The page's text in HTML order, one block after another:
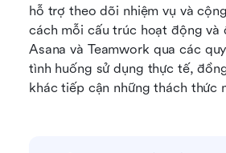
hỗ trợ theo dõi nhiệm vụ và
cách mỗi cấu trúc hoạt động và
Asana và Teamwork qua các
tình huống sử dụng thực tế,
khác tiếp cận những thách thức